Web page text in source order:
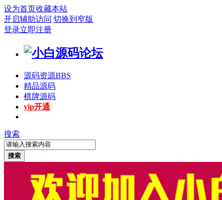
设为首页收藏本站
开启辅助访问 切换到窄版
登录立即注册
源码资源BBS
精品源码
棋牌源码
vip开通
搜索
搜索